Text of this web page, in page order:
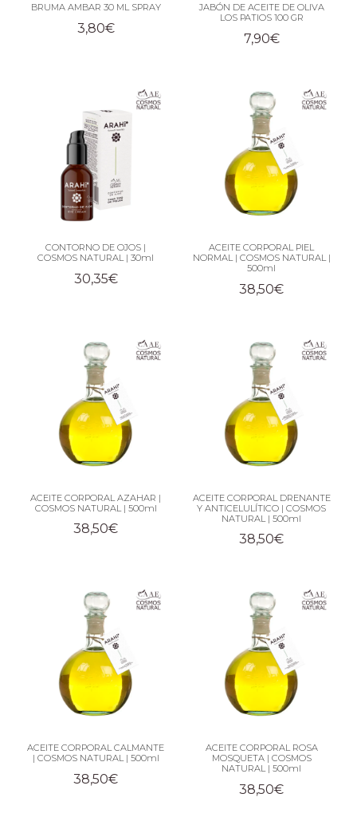
BRUMA AMBAR 30 ML SPRAY
3,80€
JABÓN DE ACEITE DE OLIVA
LOS PATIOS 100 GR
7,90€
CONTORNO DE OJOS |
COSMOS NATURAL | 30ml
30,35€
ACEITE CORPORAL PIEL
NORMAL | COSMOS NATURAL |
500ml
38,50€
ACEITE CORPORAL AZAHAR |
COSMOS NATURAL | 500ml
38,50€
ACEITE CORPORAL DRENANTE
Y ANTICELULÍTICO | COSMOS
NATURAL | 500ml
38,50€
ACEITE CORPORAL CALMANTE
| COSMOS NATURAL | 500ml
38,50€
ACEITE CORPORAL ROSA
MOSQUETA | COSMOS
NATURAL | 500ml
38,50€